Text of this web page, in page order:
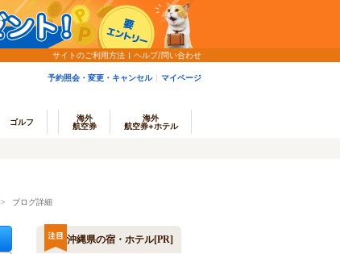
サイトのご利用方法 ヘルプ/問い合わせ
予約照会・変更・キャンセル マイページ
ゴルフ
海外
航空券
海外
航空券+ホテル
> ブログ詳細
沖縄県の宿・ホテル[PR]